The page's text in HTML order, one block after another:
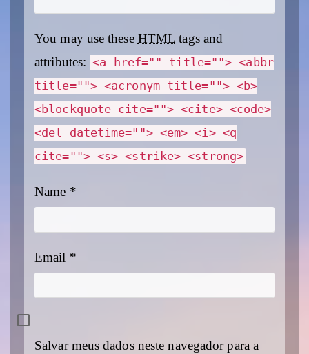
You may use these HTML tags and
attributes: <a href="" title=""> <abbr
title=""> <acronym title=""> <b>
<blockquote cite=""> <cite> <code>
<del datetime=""> <em> <i> <q
cite=""> <s> <strike> <strong>
Name *
Email *
Salvar meus dados neste navegador para a